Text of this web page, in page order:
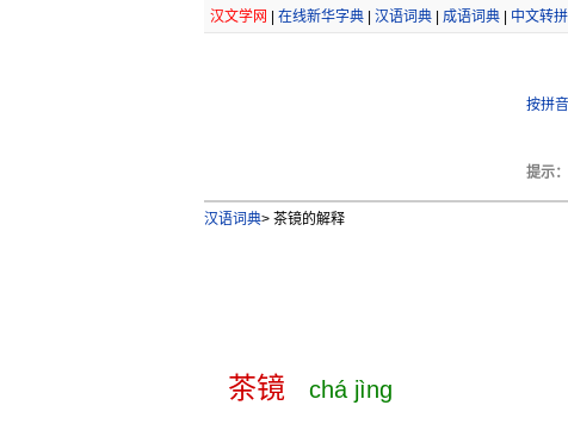
汉文学网 在线新华字典| 汉语词典| 成语词典| 中文转
按拼
提示：
汉语词典>茶镜的解释
茶镜 chá jìng